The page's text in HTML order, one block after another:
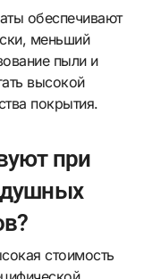
обеспечивают
меньший
пыли и
высокой
покрытия.
при
стоимость